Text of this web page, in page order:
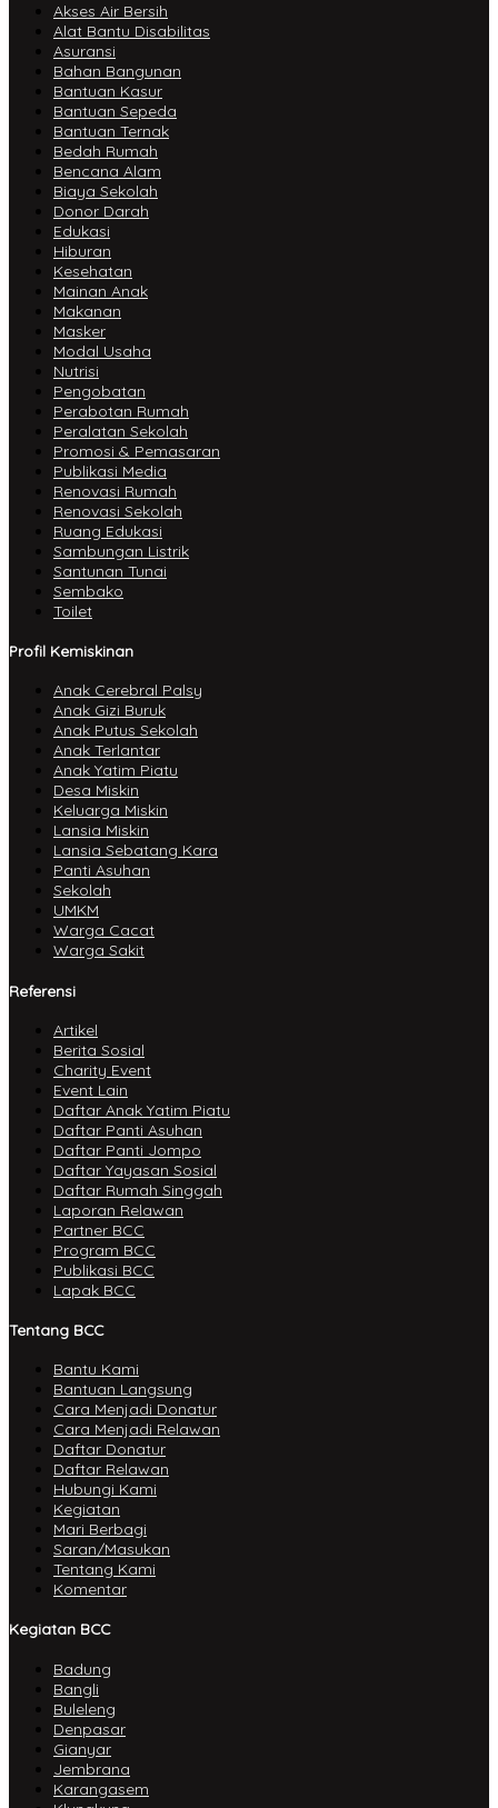
Akses Air Bersih
Alat Bantu Disabilitas
Asuransi
Bahan Bangunan
Bantuan Kasur
Bantuan Sepeda
Bantuan Ternak
Bedah Rumah
Bencana Alam
Biaya Sekolah
Donor Darah
Edukasi
Hiburan
Kesehatan
Mainan Anak
Makanan
Masker
Modal Usaha
Nutrisi
Pengobatan
Perabotan Rumah
Peralatan Sekolah
Promosi & Pemasaran
Publikasi Media
Renovasi Rumah
Renovasi Sekolah
Ruang Edukasi
Sambungan Listrik
Santunan Tunai
Sembako
Toilet
Profil Kemiskinan
Anak Cerebral Palsy
Anak Gizi Buruk
Anak Putus Sekolah
Anak Terlantar
Anak Yatim Piatu
Desa Miskin
Keluarga Miskin
Lansia Miskin
Lansia Sebatang Kara
Panti Asuhan
Sekolah
UMKM
Warga Cacat
Warga Sakit
Referensi
Artikel
Berita Sosial
Charity Event
Event Lain
Daftar Anak Yatim Piatu
Daftar Panti Asuhan
Daftar Panti Jompo
Daftar Yayasan Sosial
Daftar Rumah Singgah
Laporan Relawan
Partner BCC
Program BCC
Publikasi BCC
Lapak BCC
Tentang BCC
Bantu Kami
Bantuan Langsung
Cara Menjadi Donatur
Cara Menjadi Relawan
Daftar Donatur
Daftar Relawan
Hubungi Kami
Kegiatan
Mari Berbagi
Saran/Masukan
Tentang Kami
Komentar
Kegiatan BCC
Badung
Bangli
Buleleng
Denpasar
Gianyar
Jembrana
Karangasem